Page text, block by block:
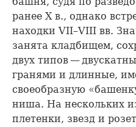
ранее X в., однако
находки VII–VIII вв.
занята кладбищем,
двух типов —
гранями и длинные,
своеобразную
ниша. На нескольких
плетенки, звезд и